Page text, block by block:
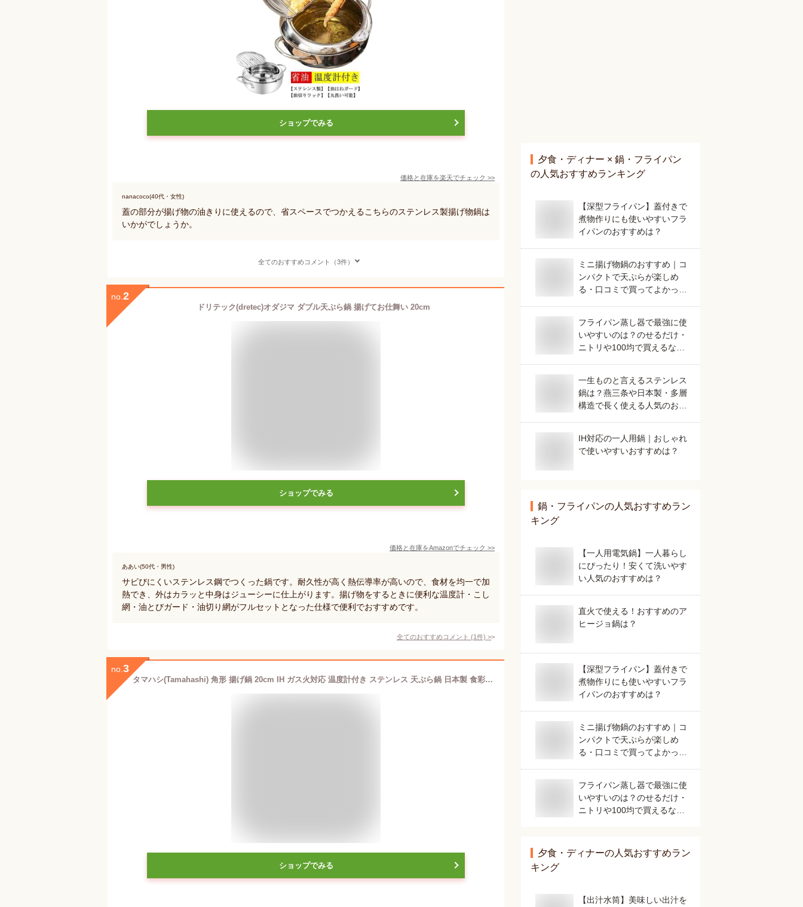
ショップでみる
価格と在庫を楽天でチェック >>
nanacoco(40代・女性)
蓋の部分が揚げ物の油きりに使えるので、省スペースでつかえるこちらのステンレス製揚げ物鍋は
いかがでしょうか。
全てのおすすめコメント（3件）
no. 2
ドリテック(dretec)オダジマ ダブル天ぷら鍋 揚げてお仕舞い 20cm
ショップでみる
価格と在庫をAmazonでチェック >>
ああい(50代・男性)
サビびにくいステンレス鋼でつくった鍋です。耐久性が高く熱伝導率が高いので、食材を均一で加
熱でき、外はカラッと中身はジューシーに仕上がります。揚げ物をするときに便利な温度計・こし
網・油とびガード・油切り網がフルセットとなった仕様で便利でおすすめです。
全てのおすすめコメント (1件) >
no. 3
タマハシ(Tamahashi) 角形 揚げ鍋 20cm IH ガス火対応 温度計付き ステンレス 天ぷら鍋 日本製 食彩亭 TP-21
ショップでみる
夕食・ディナー × 鍋・フライパン
の人気おすすめランキング
【深型フライパン】蓋付きで
煮物作りにも使いやすいフラ
イパンのおすすめは？
ミニ揚げ物鍋のおすすめ｜コ
ンパクトで天ぷらが楽しめ
る・口コミで買ってよかった
フライパン蒸し器で最強に使
いやすいのは？のせるだけ・
ニトリや100均で買えるなど
一生ものと言えるステンレス
鍋は？燕三条や日本製・多層
構造で長く使える人気のおす
IH対応の一人用鍋｜おしゃれ
で使いやすいおすすめは？
鍋・フライパンの人気おすすめラン
キング
【一人用電気鍋】一人暮らし
にぴったり！安くて洗いやす
い人気のおすすめは？
直火で使える！おすすめのア
ヒージョ鍋は？
【深型フライパン】蓋付きで
煮物作りにも使いやすいフラ
イパンのおすすめは？
ミニ揚げ物鍋のおすすめ｜コ
ンパクトで天ぷらが楽しめ
る・口コミで買ってよかった
フライパン蒸し器で最強に使
いやすいのは？のせるだけ・
ニトリや100均で買えるなど
夕食・ディナーの人気おすすめラン
キング
【出汁水筒】美味しい出汁を